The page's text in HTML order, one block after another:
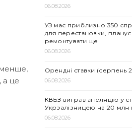
менше,
а це
06.08.2026
УЗ має приблизно 350
для перестановки, планує
ремонтувати ще
06.08.2026
Орендні ставки (серпень
06.08.2026
КВБЗ виграв апеляцію у
Укрзалізницею на 20 млн
06.08.2026